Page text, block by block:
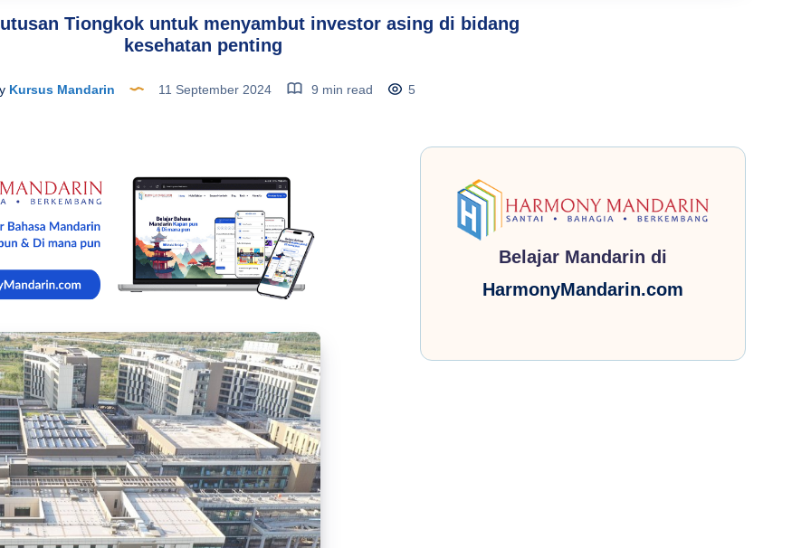
Tiongkok untuk menyambut investor asing di bidang
kesehatan penting
Kursus Mandarin 11 September 2024 9 min read 5
Belajar Mandarin di
HarmonyMandarin.com